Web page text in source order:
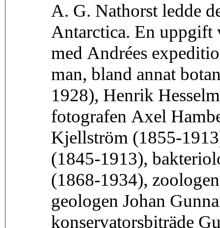
A. G. Nathorst ledde
Antarctica. En uppgift
med Andrées
man, bland annat
1928), Henrik
fotografen Axel
Kjellström (1855-
(1845-1913),
(1868-1934),
geologen Johan
konservatorsbiträde